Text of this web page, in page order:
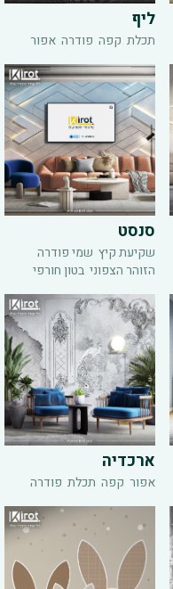
ליף
תכלת קפה פודרה אפור
סנסט
שקיעת קיץ שמי פודרה
הזוהר הצפוני בטון חורפי
ארכדיה
אפור קפה תכלת פודרה